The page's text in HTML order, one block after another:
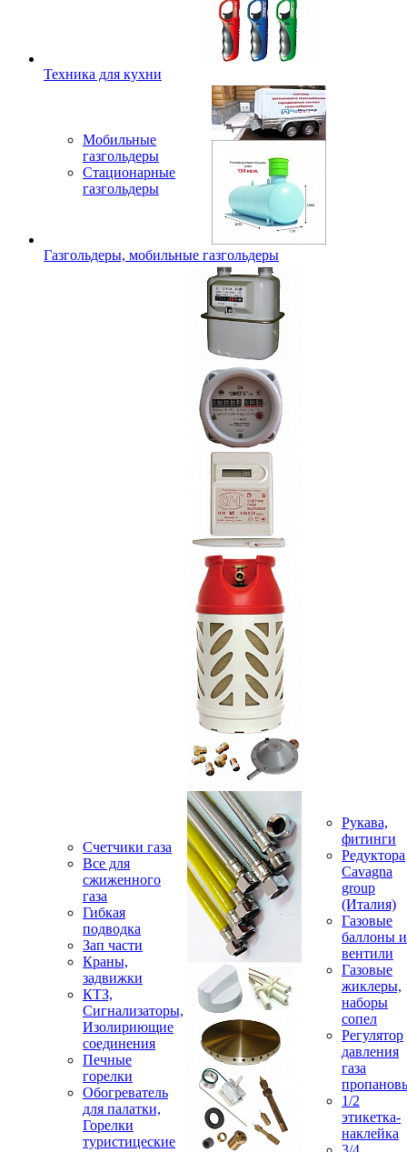
Техника для кухни
Мобильные
газгольдеры
Стационарные
газгольдеры
Газгольдеры, мобильные газгольдеры
Счетчики газа
Все для
сжиженного
газа
Гибкая
подводка
Зап части
Краны,
задвижки
КТЗ,
Сигнализаторы,
Изолириющие
соединения
Печные
горелки
Обогреватель
для палатки,
Горелки
туристицеские
Рукава,
фитинги
Редуктора
Cavagna
group
(Италия)
Газовые
баллоны и
вентили
Газовые
жиклеры,
наборы
сопел
Регулятор
давления
газа
1/2
этикетка-
наклейка